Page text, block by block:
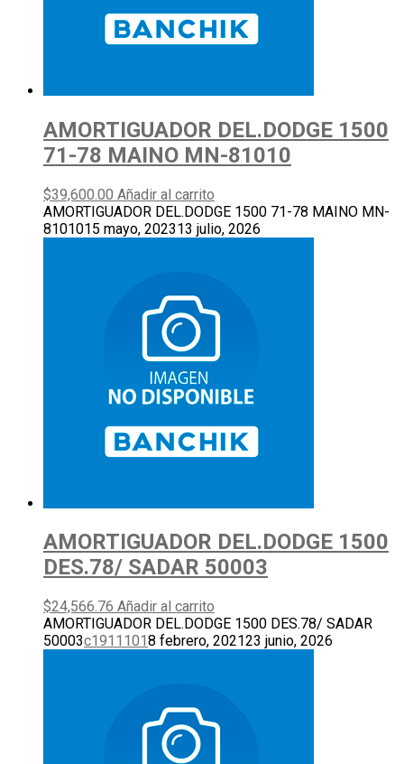
AMORTIGUADOR DEL.DODGE 1500
71-78 MAINO MN-81010
$39,600.00 Añadir al carrito
AMORTIGUADOR DEL.DODGE 1500 71-78 MAINO MN-
8101015 mayo, 202313 julio, 2026
AMORTIGUADOR DEL.DODGE 1500
DES.78/ SADAR 50003
$24,566.76 Añadir al carrito
AMORTIGUADOR DEL.DODGE 1500 DES.78/ SADAR
50003c1911101 8 febrero, 202123 junio, 2026